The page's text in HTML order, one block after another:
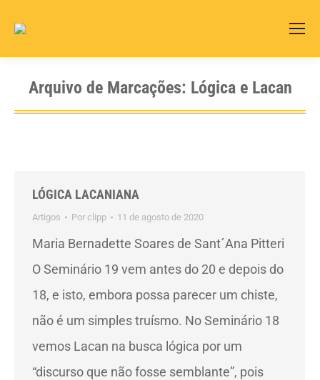
Arquivo de Marcações: Lógica e Lacan
LÓGICA LACANIANA
Artigos Por clipp 11 de agosto de 2020
Maria Bernadette Soares de Sant´Ana Pitteri
O Seminário 19 vem antes do 20 e depois do
18, e isto, embora possa parecer um chiste,
não é um simples truísmo. No Seminário 18
vemos Lacan na busca lógica por um
“discurso que não fosse semblante”, pois